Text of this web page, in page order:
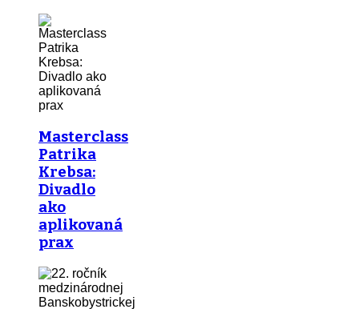
Masterclass
Patrika
Krebsa:
Divadlo
ako
aplikovaná
prax